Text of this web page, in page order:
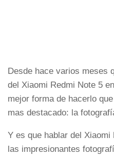
Desde hace varios meses
del Xiaomi Redmi Note 5
mejor forma de hacerlo
mas destacado: la
Y es que hablar del
las impresionantes